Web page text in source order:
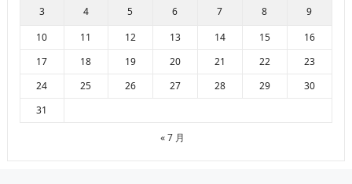
3 4 5 6 7 8
9
10
11 12 13 14 15
16
17
18 19 20 21 22
23
24
25 26 27 28 29
30
31
« 7 月